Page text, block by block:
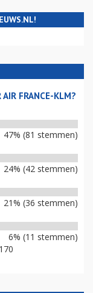
FRANCE-KLM?
47% (81 stemmen)
24% (42 stemmen)
21% (36 stemmen)
6% (11 stemmen)